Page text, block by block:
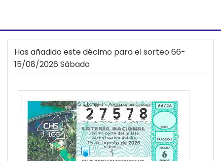
Has añadido este décimo para el sorteo 66-
15/08/2026 Sábado